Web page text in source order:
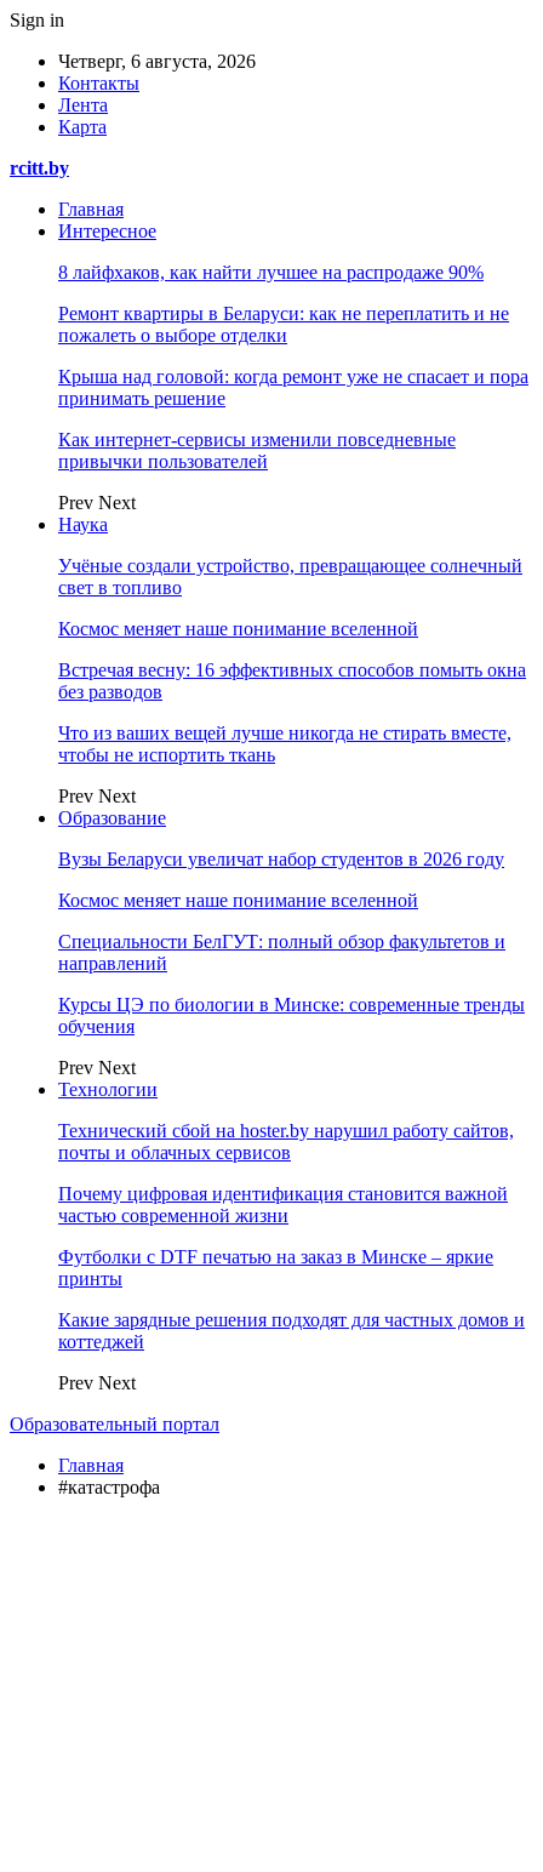
Sign in
Четверг, 6 августа, 2026
Контакты
Лента
Карта
rcitt.by
Главная
Интересное
8 лайфхаков, как найти лучшее на распродаже 90%
Ремонт квартиры в Беларуси: как не переплатить и не
пожалеть о выборе отделки
Крыша над головой: когда ремонт уже не спасает и пора
принимать решение
Как интернет-сервисы изменили повседневные
привычки пользователей
Prev Next
Наука
Учёные создали устройство, превращающее солнечный
свет в топливо
Космос меняет наше понимание вселенной
Встречая весну: 16 эффективных способов помыть окна
без разводов
Что из ваших вещей лучше никогда не стирать вместе,
чтобы не испортить ткань
Prev Next
Образование
Вузы Беларуси увеличат набор студентов в 2026 году
Космос меняет наше понимание вселенной
Специальности БелГУТ: полный обзор факультетов и
направлений
Курсы ЦЭ по биологии в Минске: современные тренды
обучения
Prev Next
Технологии
Технический сбой на hoster.by нарушил работу сайтов,
почты и облачных сервисов
Почему цифровая идентификация становится важной
частью современной жизни
Футболки с DTF печатью на заказ в Минске – яркие
принты
Какие зарядные решения подходят для частных домов и
коттеджей
Prev Next
Образовательный портал
Главная
#катастрофа